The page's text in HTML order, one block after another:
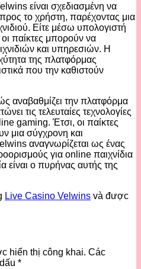
είναι σχεδιασμένη να
το χρήστη, παρέχοντας μια
Είτε μέσω υπολογιστή
παίκτες μπορούν να
και υπηρεσιών. Η
της πλατφόρμας
που την καθιστούν
αναβαθμίζει την πλατφόρμα
τις τελευταίες τεχνολογίες
gaming. Έτσι, οι παίκτες
μια σύγχρονη και
αναγνωρίζεται ως ένας
για online παιχνίδια
είναι ο πυρήνας αυτής της
Live Casino Velwins và được
hiển thị công khai. Các
*